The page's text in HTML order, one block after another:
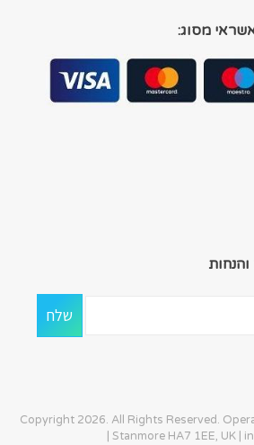
מסוג:
© Copyright 2026. All Rights Reserved.
| Stanmore HA7 1EE, UK |